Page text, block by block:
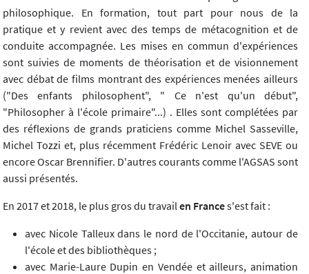
philosophique. En formation, tout part pour nous de la
pratique et y revient avec des temps de métacognition et de
conduite accompagnée. Les mises en commun d'expériences
sont suivies de moments de théorisation et de visionnement
avec débat de films montrant des expériences menées ailleurs
("Des enfants philosophent", " Ce n'est qu'un début",
"Philosopher à l'école primaire"...) . Elles sont complétées par
des réflexions de grands praticiens comme Michel Sasseville,
Michel Tozzi et, plus récemment Frédéric Lenoir avec SEVE ou
encore Oscar Brennifier. D'autres courants comme l'AGSAS sont
aussi présentés.
En 2017 et 2018, le plus gros du travail en Frances'est fait :
avec Nicole Talleux dans le nord de l'Occitanie, autour de
l'école et des bibliothèques ;
avec Marie-Laure Dupin en Vendée et ailleurs, animation